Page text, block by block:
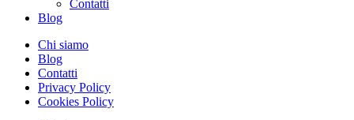
Contatti
Blog
Chi siamo
Blog
Contatti
Privacy Policy
Cookies Policy